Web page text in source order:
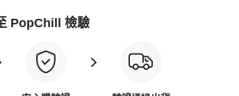
PopChill 檢驗